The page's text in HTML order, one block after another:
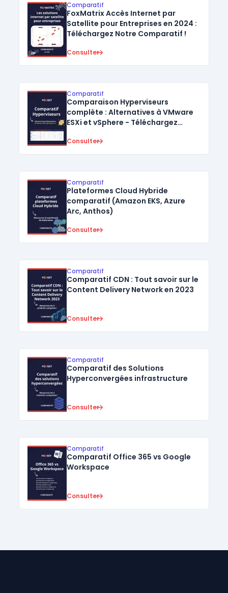
Comparatif
FoxMatrix Accès Internet par
Satellite pour Entreprises en 2024 :
Téléchargez Notre Comparatif !
Consulter
Comparatif
Comparaison Hyperviseurs
complète : Alternatives à VMware
ESXi et vSphere - Téléchargez
Consulter
Comparatif
Plateformes Cloud Hybride
comparatif (Amazon EKS, Azure
Arc, Anthos)
Consulter
Comparatif
Comparatif CDN : Tout savoir sur le
Content Delivery Network en 2023
Consulter
Comparatif
Comparatif des Solutions
Hyperconvergées infrastructure
Consulter
Comparatif
Comparatif Office 365 vs Google
Workspace
Consulter